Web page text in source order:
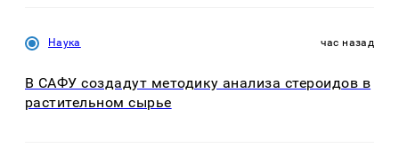
Наука час назад
В САФУ создадут методику анализа стероидов в
растительном сырье